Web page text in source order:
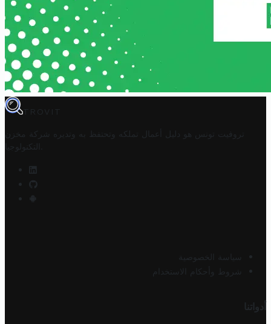
TROVIT
تروفيت تونس هو دليل أعمال تملكه وتحتفظ به وتديره
شركة مخزن
التكنولوجيا
سياسة الخصوصية
شروط وأحكام الاستخدام
أدواتنا